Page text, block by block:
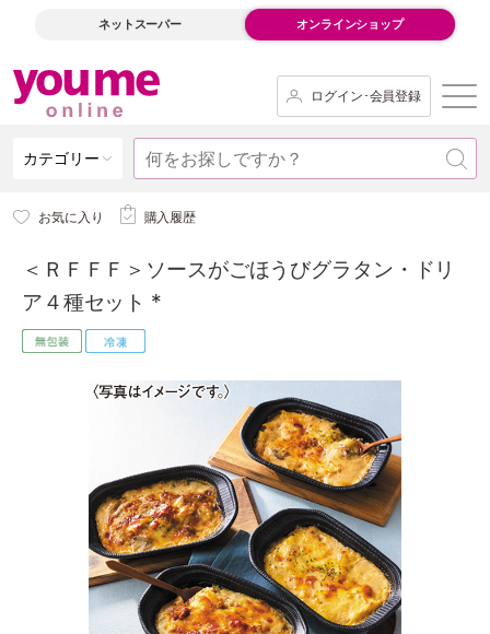
ネットスーパー オンラインショップ
ログイン･会員登録
カテゴリー
お気に入り 購入履歴
＜ＲＦＦＦ＞ソースがごほうびグラタン・ドリ
ア４種セット *